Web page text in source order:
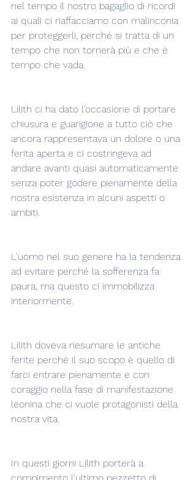
nel tempo il nostro bagaglio di ricordi
ai quali ci riaffacciamo con malinconia
per proteggerli, perché si tratta di un
tempo che non tornerà più e che è
tempo che vada.
Lilith ci ha dato l'occasione di portare
chiusura e guarigione a tutto ciò che
ancora rappresentava un dolore o una
ferita aperta e ci costringeva ad
andare avanti quasi automaticamente
senza poter godere pienamente della
nostra esistenza in alcuni aspetti o
ambiti.
L'uomo nel suo genere ha la tendenza
ad evitare perché la sofferenza fa
paura, ma questo ci immobilizza
interiormente.
Lilith doveva riesumare le antiche
ferite perché il suo scopo è quello di
farci entrare pienamente e con
coraggio nella fase di manifestazione
leonina che ci vuole protagonisti della
nostra vita.
In questi giorni Lilith porterà a